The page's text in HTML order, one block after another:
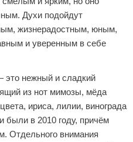
Духи подойдут
жизнерадостным, юным,
и уверенным в себе
это нежный и сладкий
из нот мимозы, мёда
ириса, лилии, винограда
в 2010 году, причём
Отдельного внимания